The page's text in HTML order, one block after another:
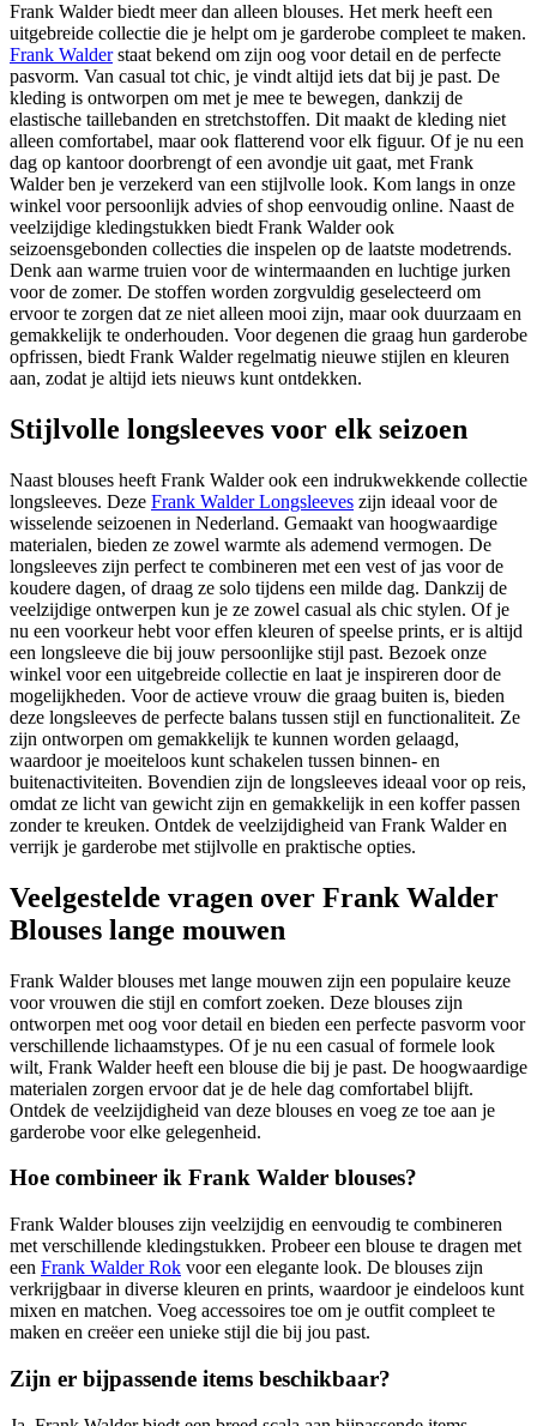
Frank Walder biedt meer dan alleen blouses. Het merk heeft een
uitgebreide collectie die je helpt om je garderobe compleet te maken.
Frank Walderstaat bekend om zijn oog voor detail en de perfecte
pasvorm. Van casual tot chic, je vindt altijd iets dat bij je past. De
kleding is ontworpen om met je mee te bewegen, dankzij de
elastische taillebanden en stretchstoffen. Dit maakt de kleding niet
alleen comfortabel, maar ook flatterend voor elk figuur. Of je nu een
dag op kantoor doorbrengt of een avondje uit gaat, met Frank
Walder ben je verzekerd van een stijlvolle look. Kom langs in onze
winkel voor persoonlijk advies of shop eenvoudig online. Naast de
veelzijdige kledingstukken biedt Frank Walder ook
seizoensgebonden collecties die inspelen op de laatste modetrends.
Denk aan warme truien voor de wintermaanden en luchtige jurken
voor de zomer. De stoffen worden zorgvuldig geselecteerd om
ervoor te zorgen dat ze niet alleen mooi zijn, maar ook duurzaam en
gemakkelijk te onderhouden. Voor degenen die graag hun garderobe
opfrissen, biedt Frank Walder regelmatig nieuwe stijlen en kleuren
aan, zodat je altijd iets nieuws kunt ontdekken.
Stijlvolle longsleeves voor elk seizoen
Naast blouses heeft Frank Walder ook een indrukwekkende collectie
longsleeves. Deze Frank Walder Longsleeves zijn ideaal voor de
wisselende seizoenen in Nederland. Gemaakt van hoogwaardige
materialen, bieden ze zowel warmte als ademend vermogen. De
longsleeves zijn perfect te combineren met een vest of jas voor de
koudere dagen, of draag ze solo tijdens een milde dag. Dankzij de
veelzijdige ontwerpen kun je ze zowel casual als chic stylen. Of je
nu een voorkeur hebt voor effen kleuren of speelse prints, er is altijd
een longsleeve die bij jouw persoonlijke stijl past. Bezoek onze
winkel voor een uitgebreide collectie en laat je inspireren door de
mogelijkheden. Voor de actieve vrouw die graag buiten is, bieden
deze longsleeves de perfecte balans tussen stijl en functionaliteit. Ze
zijn ontworpen om gemakkelijk te kunnen worden gelaagd,
waardoor je moeiteloos kunt schakelen tussen binnen- en
buitenactiviteiten. Bovendien zijn de longsleeves ideaal voor op reis,
omdat ze licht van gewicht zijn en gemakkelijk in een koffer passen
zonder te kreuken. Ontdek de veelzijdigheid van Frank Walder en
verrijk je garderobe met stijlvolle en praktische opties.
Veelgestelde vragen over Frank Walder
Blouses lange mouwen
Frank Walder blouses met lange mouwen zijn een populaire keuze
voor vrouwen die stijl en comfort zoeken. Deze blouses zijn
ontworpen met oog voor detail en bieden een perfecte pasvorm voor
verschillende lichaamstypes. Of je nu een casual of formele look
wilt, Frank Walder heeft een blouse die bij je past. De hoogwaardige
materialen zorgen ervoor dat je de hele dag comfortabel blijft.
Ontdek de veelzijdigheid van deze blouses en voeg ze toe aan je
garderobe voor elke gelegenheid.
Hoe combineer ik Frank Walder blouses?
Frank Walder blouses zijn veelzijdig en eenvoudig te combineren
met verschillende kledingstukken. Probeer een blouse te dragen met
een Frank Walder Rok voor een elegante look. De blouses zijn
verkrijgbaar in diverse kleuren en prints, waardoor je eindeloos kunt
mixen en matchen. Voeg accessoires toe om je outfit compleet te
maken en creëer een unieke stijl die bij jou past.
Zijn er bijpassende items beschikbaar?